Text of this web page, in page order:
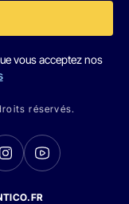
vous acceptez nos
réservés.